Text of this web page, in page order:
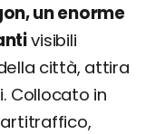
un enorme
visibili
città, attira
Collocato in